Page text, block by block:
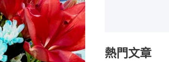
熱門文章